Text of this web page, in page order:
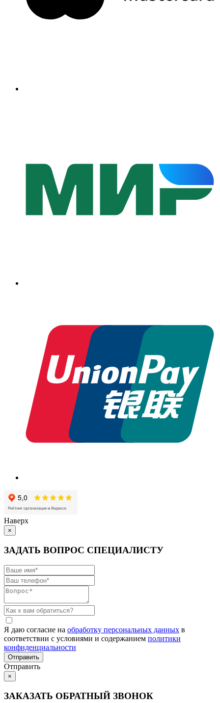
Наверх
×
ЗАДАТЬ ВОПРОС СПЕЦИАЛИСТУ
Я даю согласие на обработку персональных данных в
соответствии с условиями и содержанием политики
конфиденциальности
Отправить
×
ЗАКАЗАТЬ ОБРАТНЫЙ ЗВОНОК